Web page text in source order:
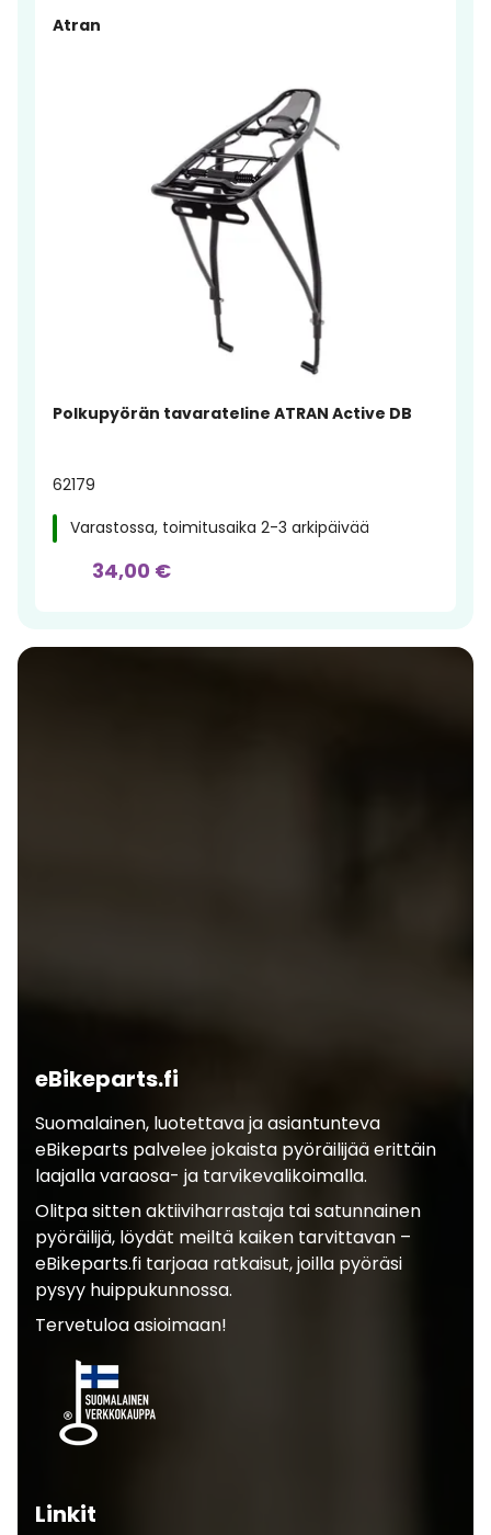
Atran
Polkupyörän tavarateline ATRAN Active DB
62179
Varastossa, toimitusaika 2-3 arkipäivää
34,00 €
eBikeparts.fi
Suomalainen, luotettava ja asiantunteva
eBikeparts palvelee jokaista pyöräilijää erittäin
laajalla varaosa- ja tarvikevalikoimalla.
Olitpa sitten aktiiviharrastaja tai satunnainen
pyöräilijä, löydät meiltä kaiken tarvittavan –
eBikeparts.fi tarjoaa ratkaisut, joilla pyöräsi
pysyy huippukunnossa.
Tervetuloa asioimaan!
Linkit